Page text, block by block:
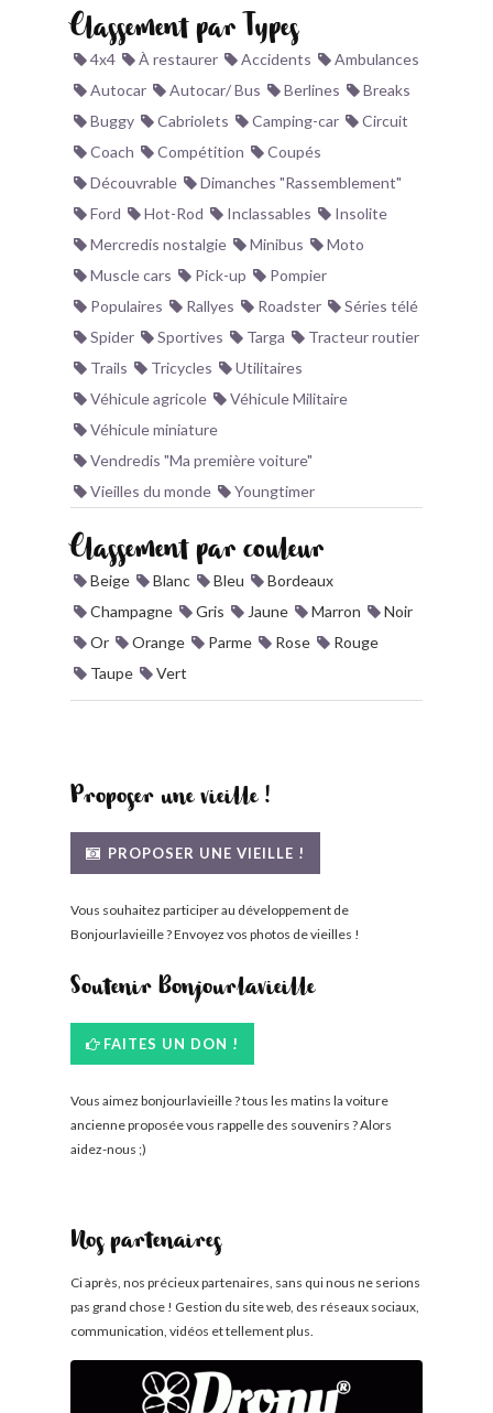
Classement par Types
4x4 À restaurer Accidents
Ambulances
Autocar
Autocar/ Bus Berlines
Breaks
Buggy
Cabriolets Camping-car
Circuit
Coach
Compétition
Coupés
Découvrable
Dimanches "Rassemblement"
Ford
Hot-Rod Inclassables
Insolite
Mercredis nostalgie
Minibus
Moto
Muscle cars
Pick-up
Pompier
Populaires
Rallyes Roadster
Séries télé
Spider
Sportives Targa
Tracteur routier
Trails
Tricycles
Utilitaires
Véhicule agricole
Véhicule Militaire
Véhicule miniature
Vendredis "Ma première voiture"
Vieilles du monde
Youngtimer
Classement par couleur
Beige Blanc Bleu
Bordeaux
Champagne
Gris Jaune Marron
Noir
Or
Orange Parme Rose
Rouge
Taupe
Vert
Proposer une vieille !
PROPOSER UNE VIEILLE !
Vous souhaitez participer au développement de
Bonjourlavieille ? Envoyez vos photos de vieilles !
Soutenir Bonjourlavieille
FAITES UN DON !
Vous aimez bonjourlavieille ? tous les matins la voiture
ancienne proposée vous rappelle des souvenirs ? Alors
aidez-nous ;)
Nos partenaires
Ci après, nos précieux partenaires, sans qui nous ne serions
pas grand chose ! Gestion du site web, des réseaux sociaux,
communication, vidéos et tellement plus.